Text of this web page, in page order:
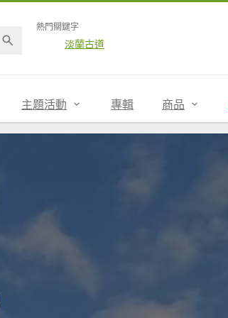
熱門關鍵字
淡蘭古道
主題活動 專輯 商品